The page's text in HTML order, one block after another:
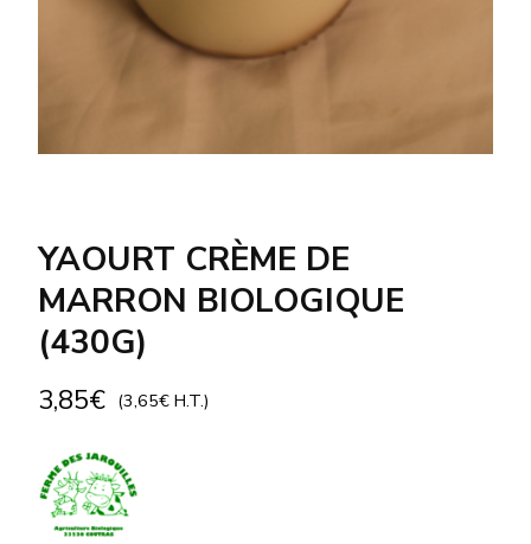
YAOURT CRÈME DE
MARRON BIOLOGIQUE
(430G)
3,85€ (3,65€ H.T.)